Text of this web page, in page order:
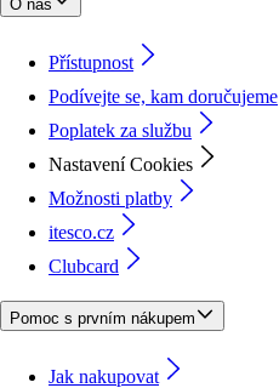
O nás
Přístupnost
Podívejte se, kam doručujeme
Poplatek za službu
Nastavení Cookies
Možnosti platby
itesco.cz
Clubcard
Pomoc s prvním nákupem
Jak nakupovat